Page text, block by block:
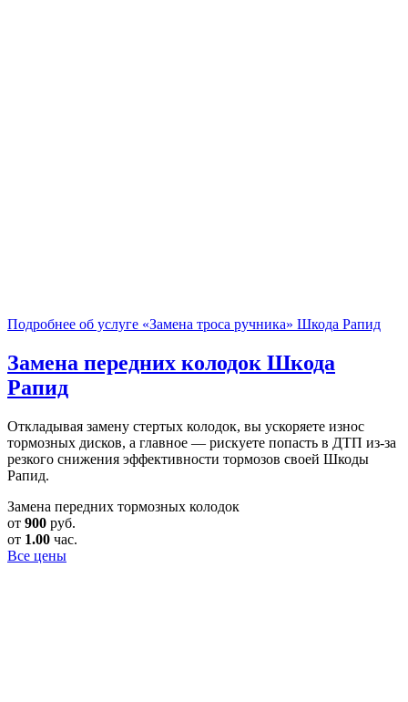
Подробнее об услуге «Замена троса ручника» Шкода Рапид
Замена передних колодок Шкода
Рапид
Откладывая замену стертых колодок, вы ускоряете износ
тормозных дисков, а главное — рискуете попасть в ДТП из-за
резкого снижения эффективности тормозов своей Шкоды
Рапид.
Замена передних тормозных колодок
от 900 руб.
от 1.00 час.
Все цены